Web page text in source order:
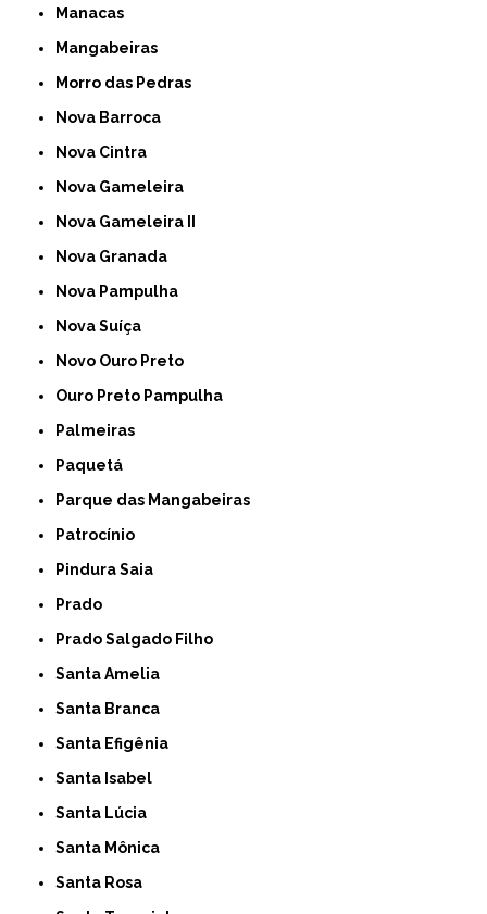
Manacas
Mangabeiras
Morro das Pedras
Nova Barroca
Nova Cintra
Nova Gameleira
Nova Gameleira II
Nova Granada
Nova Pampulha
Nova Suíça
Novo Ouro Preto
Ouro Preto Pampulha
Palmeiras
Paquetá
Parque das Mangabeiras
Patrocínio
Pindura Saia
Prado
Prado Salgado Filho
Santa Amelia
Santa Branca
Santa Efigênia
Santa Isabel
Santa Lúcia
Santa Mônica
Santa Rosa